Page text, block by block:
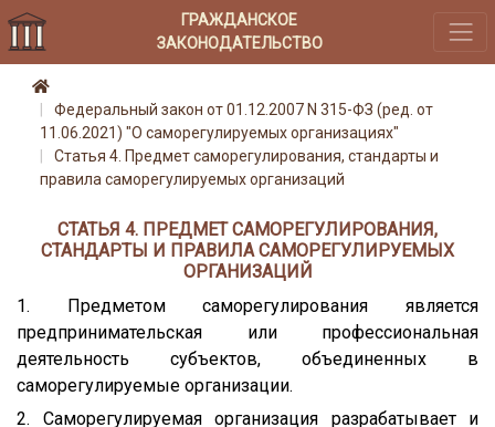
ГРАЖДАНСКОЕ
ЗАКОНОДАТЕЛЬСТВО
Федеральный закон от 01.12.2007 N 315-ФЗ (ред. от
11.06.2021) "О саморегулируемых организациях"
Статья 4. Предмет саморегулирования, стандарты и
правила саморегулируемых организаций
СТАТЬЯ 4. ПРЕДМЕТ САМОРЕГУЛИРОВАНИЯ,
СТАНДАРТЫ И ПРАВИЛА САМОРЕГУЛИРУЕМЫХ
ОРГАНИЗАЦИЙ
1. Предметом саморегулирования является
предпринимательская или профессиональная
деятельность субъектов, объединенных в
саморегулируемые организации.
2. Саморегулируемая организация разрабатывает и